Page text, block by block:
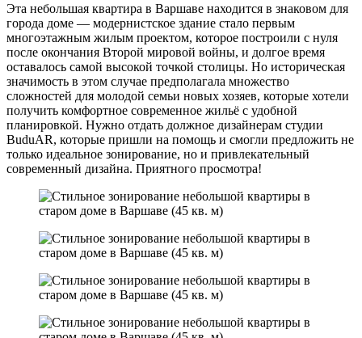
Эта небольшая квартира в Варшаве находится в знаковом для
города доме — модернистское здание стало первым
многоэтажным жилым проектом, которое построили с нуля
после окончания Второй мировой войны, и долгое время
оставалось самой высокой точкой столицы. Но историческая
значимость в этом случае предполагала множество
сложностей для молодой семьи новых хозяев, которые хотели
получить комфортное современное жильё с удобной
планировкой. Нужно отдать должное дизайнерам студии
BuduAR, которые пришли на помощь и смогли предложить не
только идеальное зонирование, но и привлекательный
современный дизайна. Приятного просмотра!